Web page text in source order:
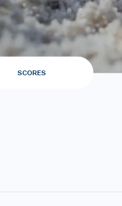
SCORES